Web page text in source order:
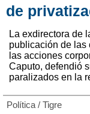
de
La exdirectora de
publicación de las
las acciones
Caputo, defendió
paralizados en la
Política / Tigre